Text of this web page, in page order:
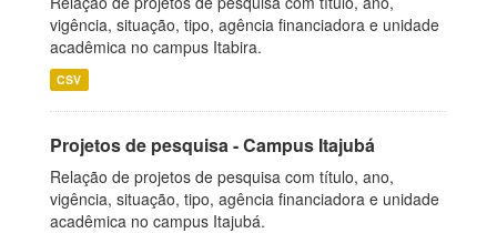
vigência, situação, tipo, agência financiadora e unidade
acadêmica no campus Itabira.
CSV
Projetos de pesquisa - Campus Itajubá
Relação de projetos de pesquisa com título, ano,
vigência, situação, tipo, agência financiadora e unidade
acadêmica no campus Itajubá.